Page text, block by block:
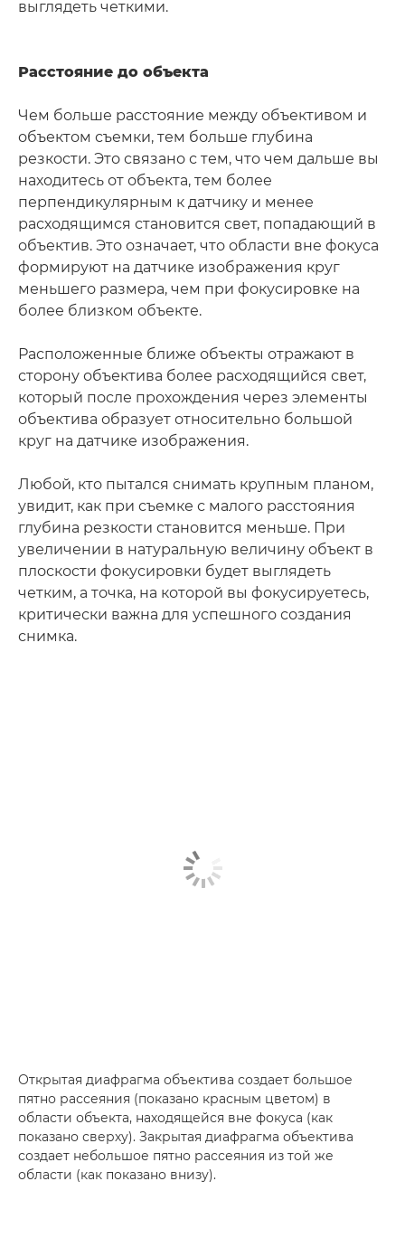
выглядеть четкими.
Расстояние до объекта
Чем больше расстояние между объективом и
объектом съемки, тем больше глубина
резкости. Это связано с тем, что чем дальше вы
находитесь от объекта, тем более
перпендикулярным к датчику и менее
расходящимся становится свет, попадающий в
объектив. Это означает, что области вне фокуса
формируют на датчике изображения круг
меньшего размера, чем при фокусировке на
более близком объекте.
Расположенные ближе объекты отражают в
сторону объектива более расходящийся свет,
который после прохождения через элементы
объектива образует относительно большой
круг на датчике изображения.
Любой, кто пытался снимать крупным планом,
увидит, как при съемке с малого расстояния
глубина резкости становится меньше. При
увеличении в натуральную величину объект в
плоскости фокусировки будет выглядеть
четким, а точка, на которой вы фокусируетесь,
критически важна для успешного создания
снимка.
Открытая диафрагма объектива создает большое
пятно рассеяния (показано красным цветом) в
области объекта, находящейся вне фокуса (как
показано сверху). Закрытая диафрагма объектива
создает небольшое пятно рассеяния из той же
области (как показано внизу).